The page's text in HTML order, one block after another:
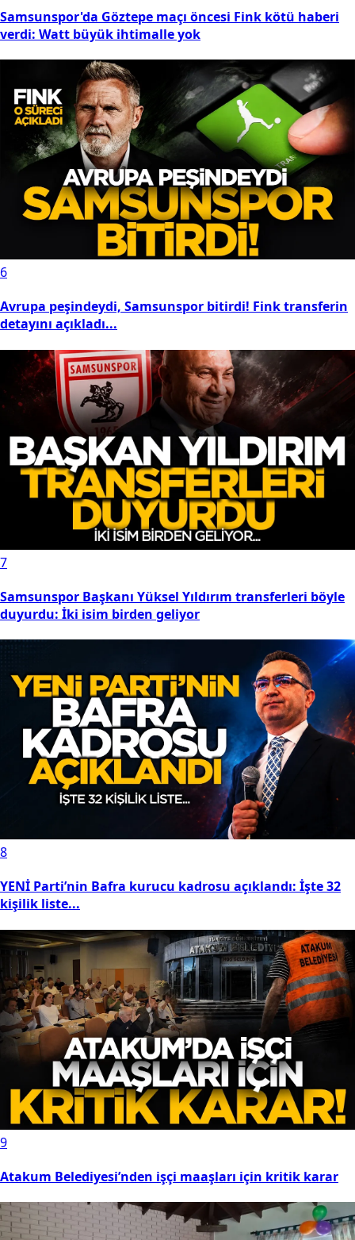
Samsunspor'da Göztepe maçı öncesi Fink kötü haberi
verdi: Watt büyük ihtimalle yok
6
Avrupa peşindeydi, Samsunspor bitirdi! Fink transferin
detayını açıkladı...
7
Samsunspor Başkanı Yüksel Yıldırım transferleri böyle
duyurdu: İki isim birden geliyor
8
YENİ Parti’nin Bafra kurucu kadrosu açıklandı: İşte 32
kişilik liste...
9
Atakum Belediyesi’nden işçi maaşları için kritik karar